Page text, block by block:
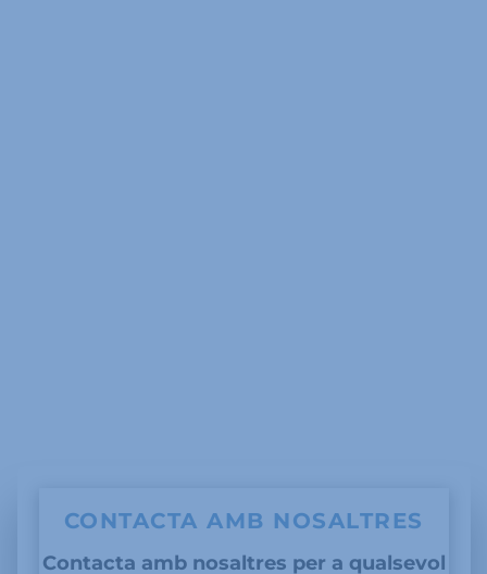
CONTACTA AMB NOSALTRES
Contacta amb nosaltres per a qualsevol